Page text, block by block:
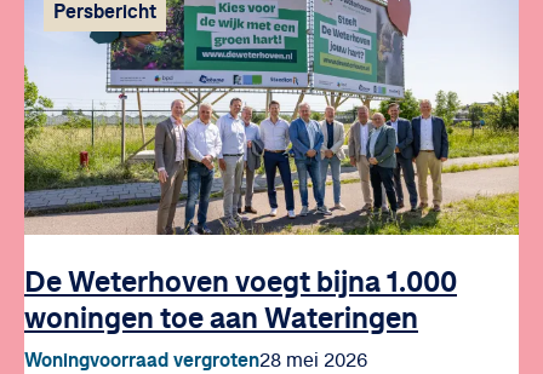
De Weterhoven voegt bijna 1.000
woningen toe aan Wateringen
Woningvoorraad vergroten28 mei 2026
Persbericht